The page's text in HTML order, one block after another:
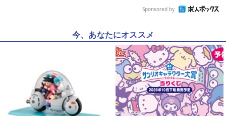
Sponsored by
今、あなたにオススメ